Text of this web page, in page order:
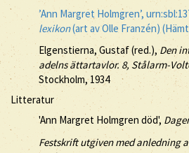
’Ann Margret Holmgren’,
lexikon(art av Olle Franzén)
Elgenstierna, Gustaf (red.),Den
adelns ättartavlor. 8, Stålarm-
Stockholm, 1934
Litteratur
'Ann Margret Holmgren död',
Festskrift utgiven med anledning